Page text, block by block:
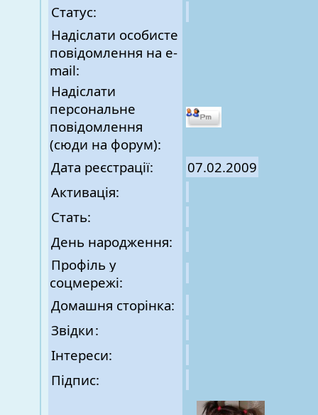
Статус:
Надіслати особисте
повідомлення на e-
mail:
Надіслати
персональне
повідомлення
(сюди на форум):
Дата реєстрації:
07.02.2009
Активація:
Стать:
День народження:
Профіль у
соцмережі:
Домашня сторінка:
Звідки:
Інтереси:
Підпис: